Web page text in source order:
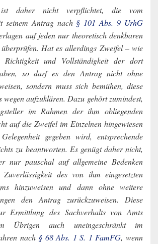
daher nicht verpflichtet, die vom
seinem Antrag nach § 101 Abs. 9 UrhG
auf jeden nur theoretisch denkbaren
Hat es allerdings Zweifel – wie
und Vollständigkeit der dort
so darf es den Antrag nicht ohne
sondern muss sich bemühen, diese
wegen aufzuklären. Dazu gehört zumindest,
im Rahmen der ihm obliegenden
auf die Zweifel im Einzelnen hingewiesen
gegeben wird, entsprechende
zu beantworten. Es genügt daher nicht,
nur pauschal auf allgemeine Bedenken
des von ihm eingesetzten
hinzuweisen und dann ohne weitere
den Antrag zurückzuweisen. Diese
Ermittlung des Sachverhalts von Amts
Übrigen auch uneingeschränkt im
nach § 68 Abs. 1 S. 1 FamFG, wenn